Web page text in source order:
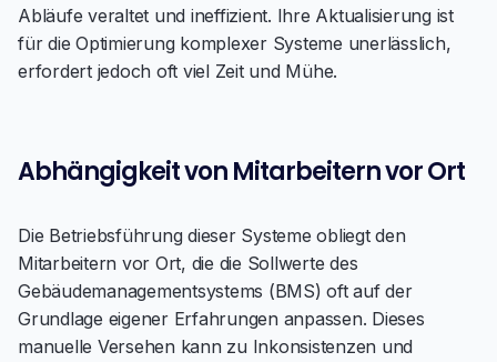
Abläufe veraltet und ineffizient. Ihre Aktualisierung ist
für die Optimierung komplexer Systeme unerlässlich,
erfordert jedoch oft viel Zeit und Mühe.
Abhängigkeit von Mitarbeitern vor Ort
Die Betriebsführung dieser Systeme obliegt den
Mitarbeitern vor Ort, die die Sollwerte des
Gebäudemanagementsystems (BMS) oft auf der
Grundlage eigener Erfahrungen anpassen. Dieses
manuelle Versehen kann zu Inkonsistenzen und